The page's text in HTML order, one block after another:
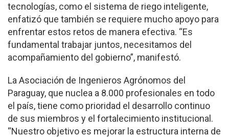
tecnologías, como el sistema de riego inteligente,
enfatizó que también se requiere mucho apoyo para
enfrentar estos retos de manera efectiva. “Es
fundamental trabajar juntos, necesitamos del
acompañamiento del gobierno”, manifestó.
La Asociación de Ingenieros Agrónomos del
Paraguay, que nuclea a 8.000 profesionales en todo
el país, tiene como prioridad el desarrollo continuo
de sus miembros y el fortalecimiento institucional.
“Nuestro objetivo es mejorar la estructura interna de